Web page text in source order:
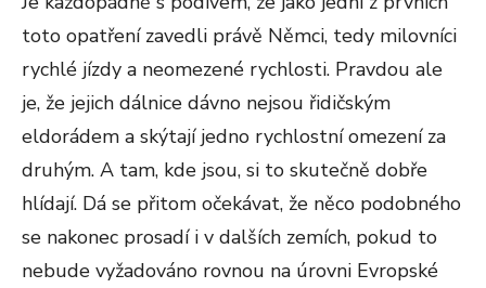
toto opatření zavedli právě Němci, tedy milovníci
rychlé jízdy a neomezené rychlosti. Pravdou ale
je, že jejich dálnice dávno nejsou řidičským
eldorádem a skýtají jedno rychlostní omezení za
druhým. A tam, kde jsou, si to skutečně dobře
hlídají. Dá se přitom očekávat, že něco podobného
se nakonec prosadí i v dalších zemích, pokud to
nebude vyžadováno rovnou na úrovni Evropské